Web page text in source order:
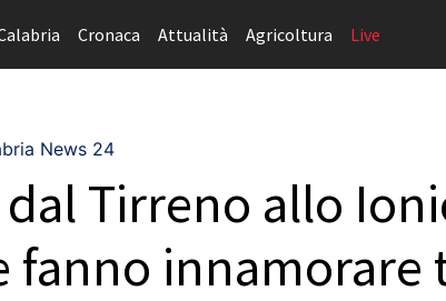
Cronaca Attualità Agricoltura Live
News 24
Tirreno allo
fanno